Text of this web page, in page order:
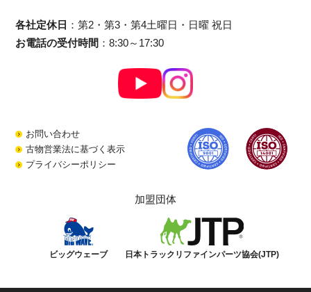
各社定休日 ：第2・第3・第4土曜日・日曜 祝日
お電話の受付時間 ：8:30～17:30
お問い合わせ
古物営業法に基づく表示
プライバシーポリシー
加盟団体
ビッグウェーブ 日本トラックリファインパーツ協会(JTP)